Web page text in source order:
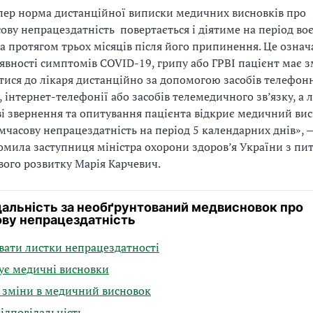
норма дистанційної виписки медичних висновків про
непрацездатність повертається і діятиме на період
протягом трьох місяців після його припинення. Це
симптомів COVID-19, грипу або ГРВІ пацієнт має
до лікаря дистанційно за допомогою засобів
інтернет-телефонії або засобів телемедичного зв’язку, а
звернення та опитування пацієнта відкриє медичний
непрацездатність на період 5 календарних днів»,
заступниця міністра охорони здоров’я України з
розвитку Марія Карчевич.
за необґрунтований медвисновок про
непрацездатність
листки непрацездатності
медичні висновки
зміни в медичний висновок